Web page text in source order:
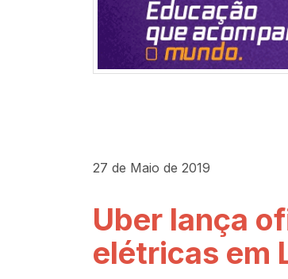
27 de Maio de 2019
Uber lança
elétricas em